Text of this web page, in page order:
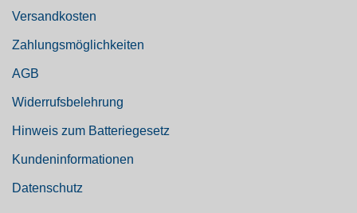
Versandkosten
Zahlungsmöglichkeiten
AGB
Widerrufsbelehrung
Hinweis zum Batteriegesetz
Kundeninformationen
Datenschutz